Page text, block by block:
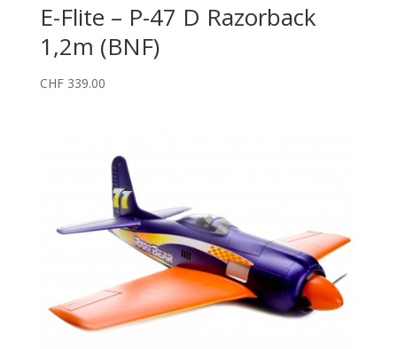
E-Flite – P-47 D Razorback
1,2m (BNF)
CHF339.00